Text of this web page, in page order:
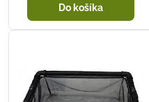
Do košíka